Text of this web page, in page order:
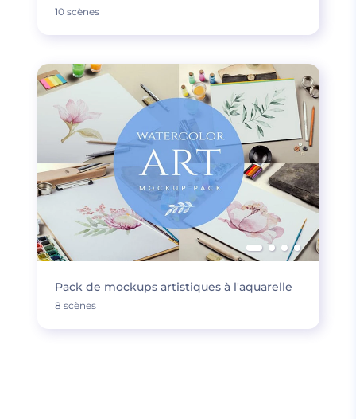
10 scènes
Pack de mockups artistiques à l'aquarelle
8 scènes